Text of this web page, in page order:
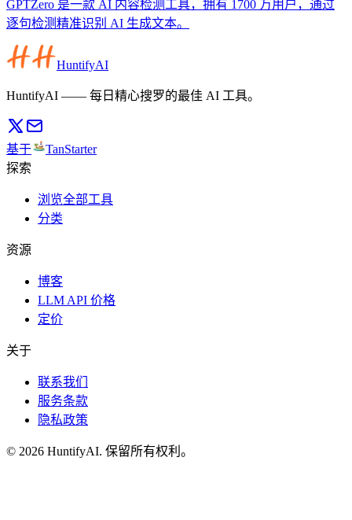
GPTZero 是一款 AI 内容检测工具，拥有 1700 万用户，通过
逐句检测精准识别 AI 生成文本。
HuntifyAI
HuntifyAI —— 每日精心搜罗的最佳 AI 工具。
基于
TanStarter
探索
浏览全部工具
分类
资源
博客
LLM API 价格
定价
关于
联系我们
服务条款
隐私政策
© 2026 HuntifyAI. 保留所有权利。